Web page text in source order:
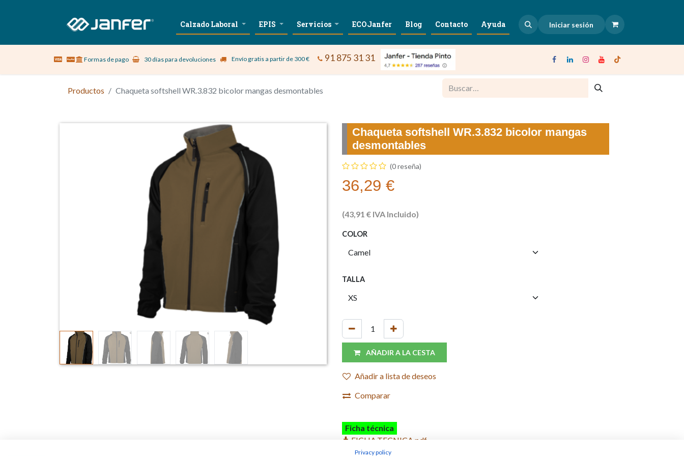
Sobre nosotros Vestuario Laboral Calzado Laboral EPIS Servicios ECOJanfer Blog Contacto Ayuda Iniciar sesión
Formas de pago 30 días para devoluciones Envío gratis a partir de 300 € 91 875 31 31
Productos Chaqueta softshell WR.3.832 bicolor mangas desmontables
Chaqueta softshell WR.3.832 bicolor mangas
desmontables
(0 reseña)
36,29 €
(43,91 € IVA Incluido)
COLOR
TALLA
AÑADIR A LA CESTA
Añadir a lista de deseos
Comparar
Ficha técnica
FICHA.TECNICA.pdf
WR832.pdf
Privacy policy